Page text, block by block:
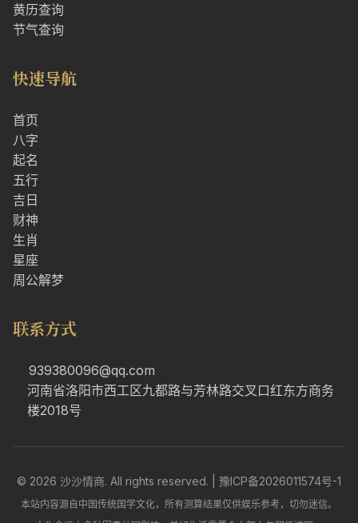
黄历查询
节气查询
快速导航
首页
八字
起名
五行
吉日
财神
生肖
星座
周公解梦
联系方式
939380096@qq.com
河南省洛阳市西工区九都路与芳林路交叉口红东方商务
楼2018号
© 2026 沙沙情商. All rights reserved. | 豫ICP备2026011574号-1
本站内容源自中国传统国学文化，所有测算结果仅供娱乐参考，切勿迷信。